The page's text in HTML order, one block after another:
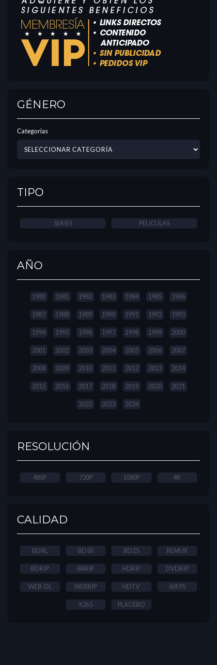
GÉNERO
Categorías
TIPO
SERIES PELICULAS
AÑO
1980 1981 1982 1983 1984 1985 1986
1987 1988 1989 1990 1991 1992 1993
1994 1995 1996 1997 1998 1999 2000
2001 2002 2003 2004 2005 2006 2007
2008 2009 2010 2011 2012 2013 2014
2015 2016 2017 2018 2019 2020 2021
2022 2023 2024
RESOLUCIÓN
480P 720P 1080P 4K
CALIDAD
BDXL BD50 BD25 REMUX
BDRIP BRRIP HDRIP DVDRIP
WEB-DL WEBRIP HDTV 60FPS
X265 PLACEBO